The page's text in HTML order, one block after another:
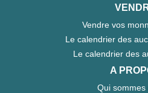
Vendre vos
Le calendrier des
Le calendrier des
A
Qui sommes